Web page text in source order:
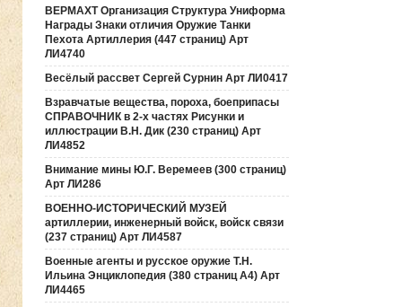
ВЕРМАХТ Организация Структура Униформа
Награды Знаки отличия Оружие Танки
Пехота Артиллерия (447 страниц) Арт
ЛИ4740
Весёлый рассвет Сергей Сурнин Арт ЛИ0417
Взравчатые вещества, пороха, боеприпасы
СПРАВОЧНИК в 2-х частях Рисунки и
иллюстрации В.Н. Дик (230 страниц) Арт
ЛИ4852
Внимание мины Ю.Г. Веремеев (300 страниц)
Арт ЛИ286
ВОЕННО-ИСТОРИЧЕСКИЙ МУЗЕЙ
артиллерии, инженерный войск, войск связи
(237 страниц) Арт ЛИ4587
Военные агенты и русское оружие Т.Н.
Ильина Энциклопедия (380 страниц А4) Арт
ЛИ4465